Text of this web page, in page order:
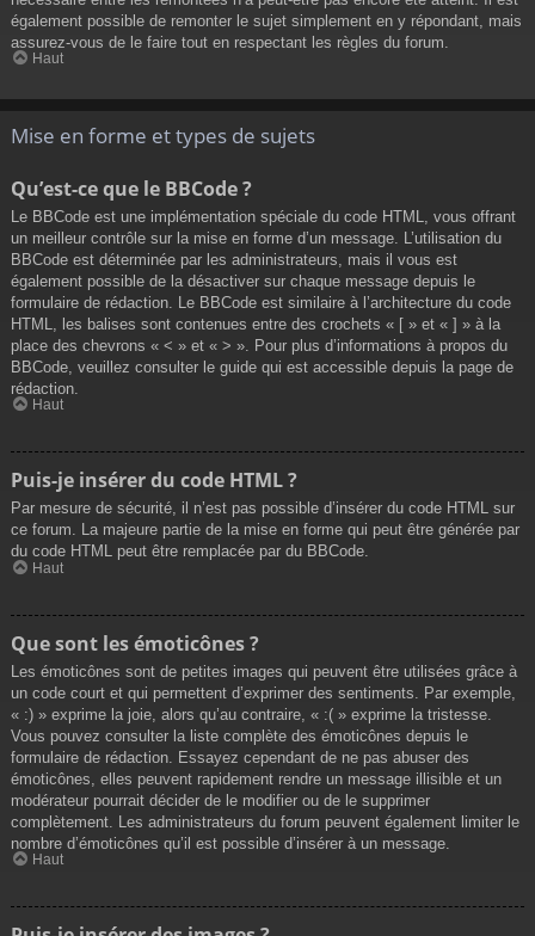
également possible de remonter le sujet simplement en y répondant, mais
assurez-vous de le faire tout en respectant les règles du forum.
Haut
Mise en forme et types de sujets
Qu’est-ce que le BBCode ?
Le BBCode est une implémentation spéciale du code HTML, vous offrant
un meilleur contrôle sur la mise en forme d’un message. L’utilisation du
BBCode est déterminée par les administrateurs, mais il vous est
également possible de la désactiver sur chaque message depuis le
formulaire de rédaction. Le BBCode est similaire à l’architecture du code
HTML, les balises sont contenues entre des crochets « [ » et « ] » à la
place des chevrons « < » et « > ». Pour plus d’informations à propos du
BBCode, veuillez consulter le guide qui est accessible depuis la page de
rédaction.
Haut
Puis-je insérer du code HTML ?
Par mesure de sécurité, il n’est pas possible d’insérer du code HTML sur
ce forum. La majeure partie de la mise en forme qui peut être générée par
du code HTML peut être remplacée par du BBCode.
Haut
Que sont les émoticônes ?
Les émoticônes sont de petites images qui peuvent être utilisées grâce à
un code court et qui permettent d’exprimer des sentiments. Par exemple,
« :) » exprime la joie, alors qu’au contraire, « :( » exprime la tristesse.
Vous pouvez consulter la liste complète des émoticônes depuis le
formulaire de rédaction. Essayez cependant de ne pas abuser des
émoticônes, elles peuvent rapidement rendre un message illisible et un
modérateur pourrait décider de le modifier ou de le supprimer
complètement. Les administrateurs du forum peuvent également limiter le
nombre d’émoticônes qu’il est possible d’insérer à un message.
Haut